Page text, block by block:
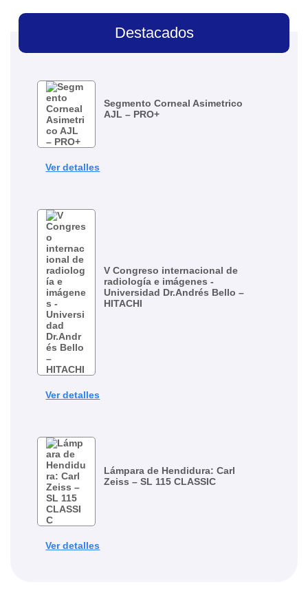
Destacados
Segmento Corneal Asimetrico
AJL – PRO+
Ver detalles
V Congreso internacional de
radiología e imágenes -
Universidad Dr.Andrés Bello –
HITACHI
Ver detalles
Lámpara de Hendidura: Carl
Zeiss – SL 115 CLASSIC
Ver detalles